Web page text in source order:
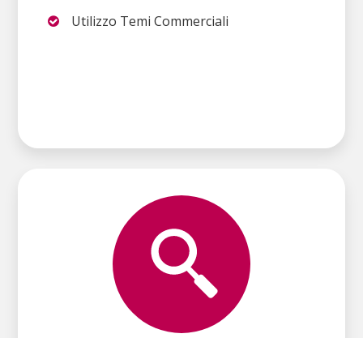
Utilizzo Temi Commerciali